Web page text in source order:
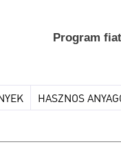
Program
HASZNOS